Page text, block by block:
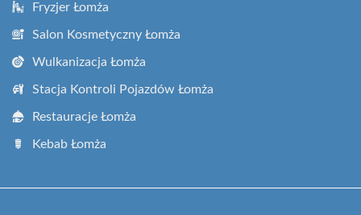
Fryzjer Łomża
Salon Kosmetyczny Łomża
Wulkanizacja Łomża
Stacja Kontroli Pojazdów Łomża
Restauracje Łomża
Kebab Łomża